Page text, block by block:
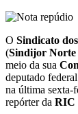
O Sindicato
(Sindijor Norte
meio da sua
deputado federal
na última sexta-
repórter da RIC